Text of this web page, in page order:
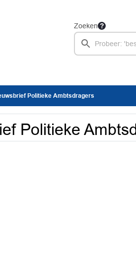
Zoeken
Politieke Ambtsdragers
Politieke